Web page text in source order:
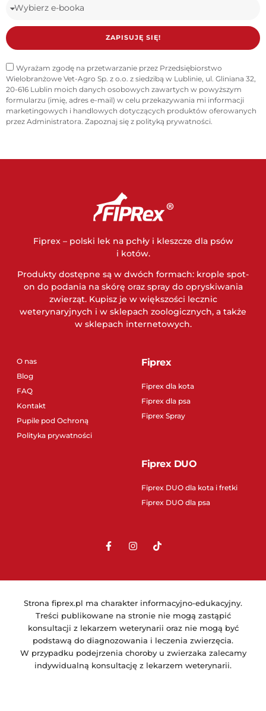
Wyrażam zgodę na przetwarzanie przez Przedsiębiorstwo
Wielobranżowe Vet-Agro Sp. z o.o. z siedzibą w Lublinie, ul. Gliniana 32,
20-616 Lublin moich danych osobowych zawartych w powyższym
formularzu (imię, adres e-mail) w celu przekazywania mi informacji
marketingowych i handlowych dotyczących produktów oferowanych
przez Administratora. Zapoznaj się z polityką prywatności
ZAPISUJĘ SIĘ!
Fiprex – polski lek na pchły i kleszcze dla psów
i kotów.
Produkty dostępne są w dwóch formach: krople spot-
on do podania na skórę oraz spray do opryskiwania
zwierząt. Kupisz je w większości lecznic
weterynaryjnych i w sklepach zoologicznych, a także
w sklepach internetowych.
O nas
Blog
FAQ
Kontakt
Pupile pod Ochroną
Polityka prywatności
Fiprex
Fiprex dla kota
Fiprex dla psa
Fiprex Spray
Fiprex DUO
Fiprex DUO dla kota i fretki
Fiprex DUO dla psa
Strona fiprex.pl ma charakter informacyjno-edukacyjny.
Treści publikowane na stronie nie mogą zastąpić
konsultacji z lekarzem weterynarii oraz nie mogą być
podstawą do diagnozowania i leczenia zwierzęcia.
W przypadku podejrzenia choroby u zwierzaka zalecamy
indywidualną konsultację z lekarzem weterynarii.